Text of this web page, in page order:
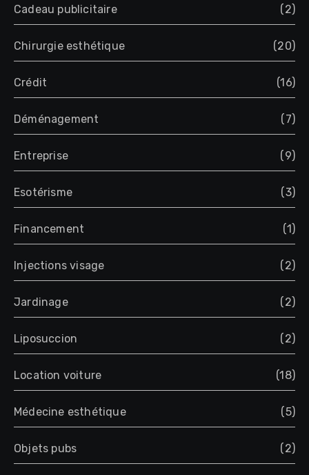
Cadeau publicitaire (2)
Chirurgie esthétique (20)
Crédit (16)
Déménagement (7)
Entreprise (9)
Esotérisme (3)
Financement (1)
Injections visage (2)
Jardinage (2)
Liposuccion (2)
Location voiture (18)
Médecine esthétique (5)
Objets pubs (2)